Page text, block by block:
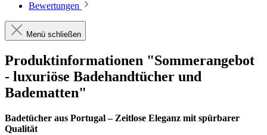
Bewertungen
Menü schließen
Produktinformationen "Sommerangebot
- luxuriöse Badehandtücher und
Badematten"
Badetücher aus Portugal – Zeitlose Eleganz mit spürbarer
Qualität